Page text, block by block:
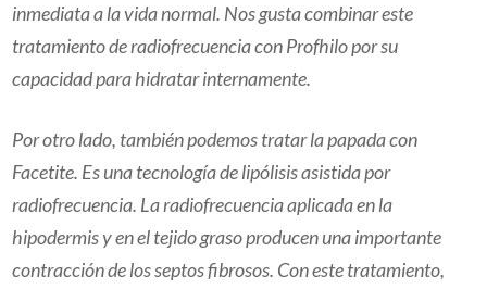
inmediata a la vida normal. Nos gusta combinar este
tratamiento de radiofrecuencia con Profhilo por su
capacidad para hidratar internamente.
Por otro lado, también podemos tratar la papada con
Facetite. Es una tecnología de lipólisis asistida por
radiofrecuencia. La radiofrecuencia aplicada en la
hipodermis y en el tejido graso producen una importante
contracción de los septos fibrosos. Con este tratamiento,